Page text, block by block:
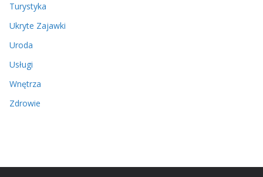
Turystyka
Ukryte Zajawki
Uroda
Usługi
Wnętrza
Zdrowie